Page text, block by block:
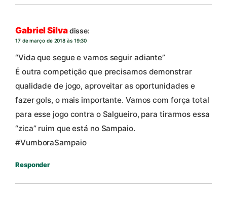
Gabriel Silvadisse:
17 de março de 2018 às 19:30
“Vida que segue e vamos seguir adiante”
É outra competição que precisamos demonstrar
qualidade de jogo, aproveitar as oportunidades e
fazer gols, o mais importante. Vamos com força total
para esse jogo contra o Salgueiro, para tirarmos essa
“zica” ruim que está no Sampaio.
#VumboraSampaio
Responder